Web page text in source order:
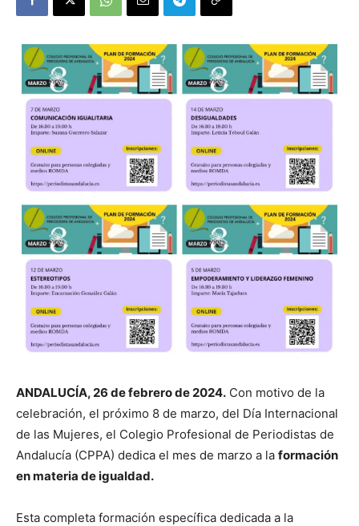
ANDALUCÍA, 26 de febrero de 2024. Con motivo de la
celebración, el próximo 8 de marzo, del Día Internacional
de las Mujeres, el Colegio Profesional de Periodistas de
Andalucía (CPPA) dedica el mes de marzo a la formación
en materia de igualdad.
Esta completa formación específica dedicada a la